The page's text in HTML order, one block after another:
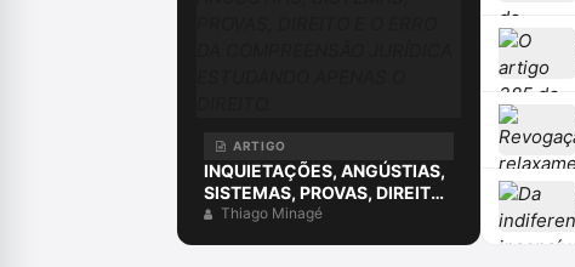
ARTIGO
INQUIETAÇÕES, ANGÚSTIAS,
SISTEMAS, PROVAS, DIREITO
E O ERRO DA COMPREENSÃO
Thiago Minagé